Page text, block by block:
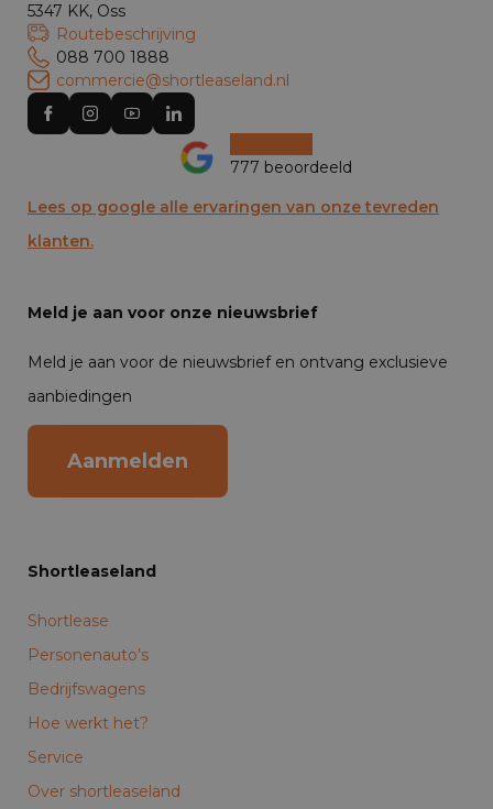
5347 KK, Oss
Routebeschrijving
088 700 1888
commercie@shortleaseland.nl
777 beoordeeld
Lees op google alle ervaringen van onze tevreden
klanten.
Meld je aan voor onze nieuwsbrief
Meld je aan voor de nieuwsbrief en ontvang exclusieve
aanbiedingen
Aanmelden
Shortleaseland
Shortlease
Personenauto’s
Bedrijfswagens
Hoe werkt het?
Service
Over shortleaseland